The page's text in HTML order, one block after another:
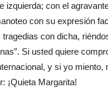
izquierda; con el
con su expresión
con dicha,
Si usted quiere
y si yo miento,
¡Quieta Margarita!